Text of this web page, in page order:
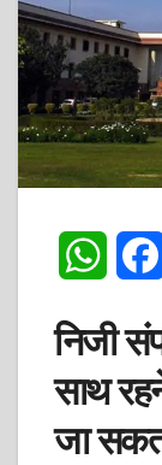
W
a
s
निजी
साथ
जा